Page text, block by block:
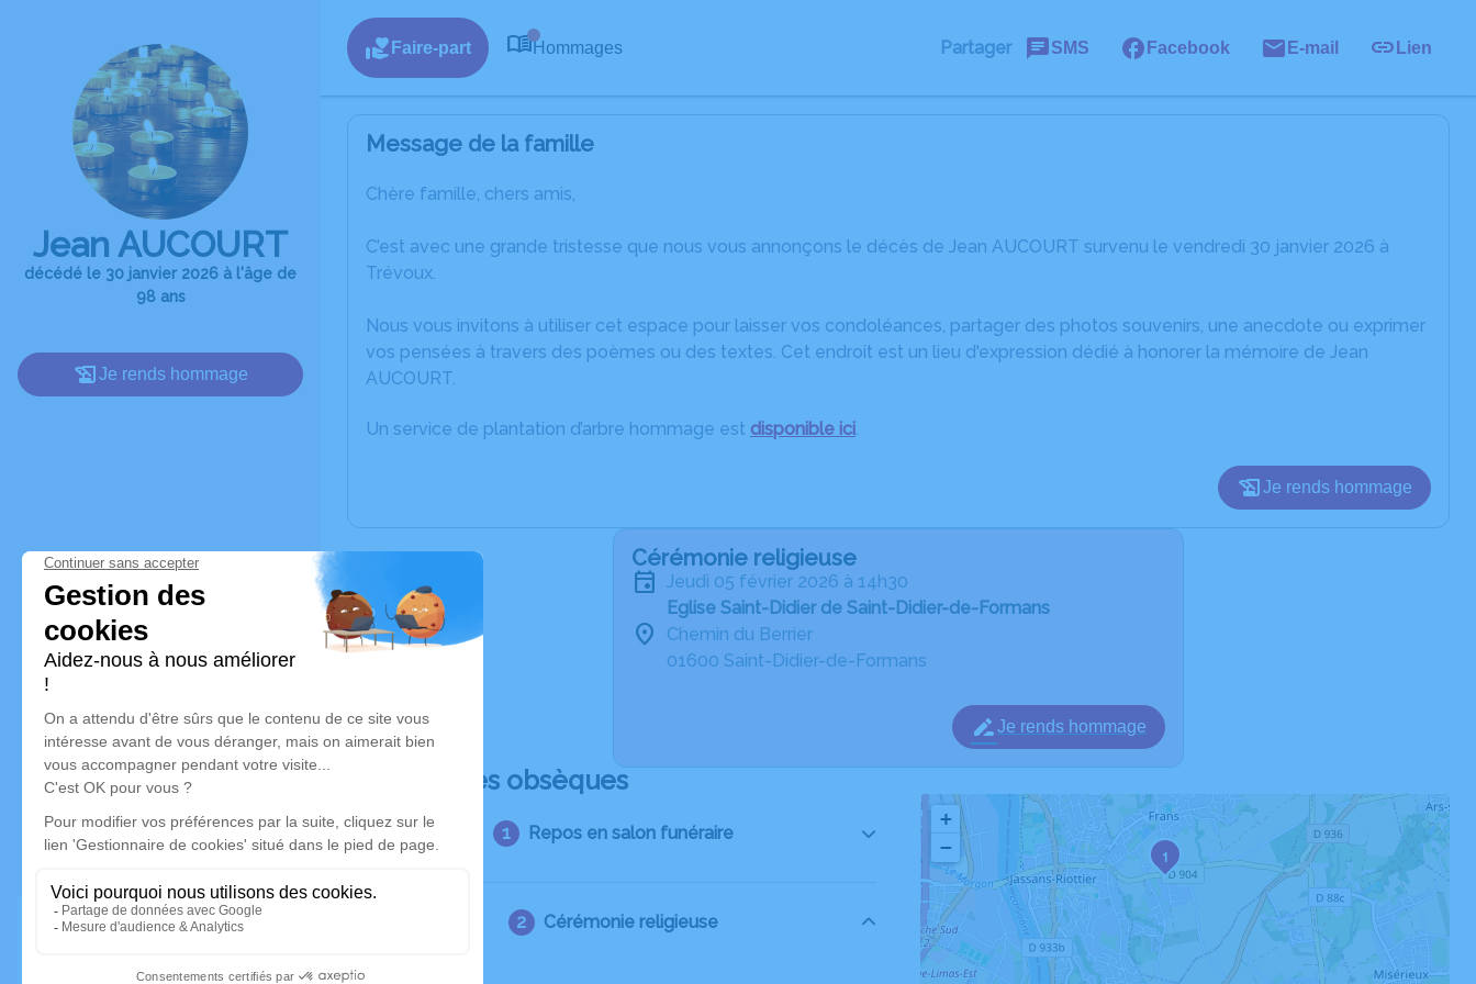
Jean AUCOURT
décédé le 30 janvier 2026 à l'âge de
98 ans
Je rends hommage
Faire-part Hommages Partager SMS Facebook E-mail Lien
Message de la famille
Chère famille, chers amis,
C’est avec une grande tristesse que nous vous annonçons le décès de Jean AUCOURT survenu le vendredi 30 janvier 2026 à
Trévoux.
Nous vous invitons à utiliser cet espace pour laisser vos condoléances, partager des photos souvenirs, une anecdote ou exprimer
vos pensées à travers des poèmes ou des textes. Cet endroit est un lieu d'expression dédié à honorer la mémoire de Jean
AUCOURT.
Un service de plantation d’arbre hommage est disponible ici.
Je rends hommage
Cérémonie religieuse
jeudi 05 février 2026 à 14h30
Eglise Saint-Didier de Saint-Didier-de-Formans
Chemin du Berrier
01600 Saint-Didier-de-Formans
Je rends hommage
Déroulé des obsèques
Repos en salon funéraire
Cérémonie religieuse
1
+
−